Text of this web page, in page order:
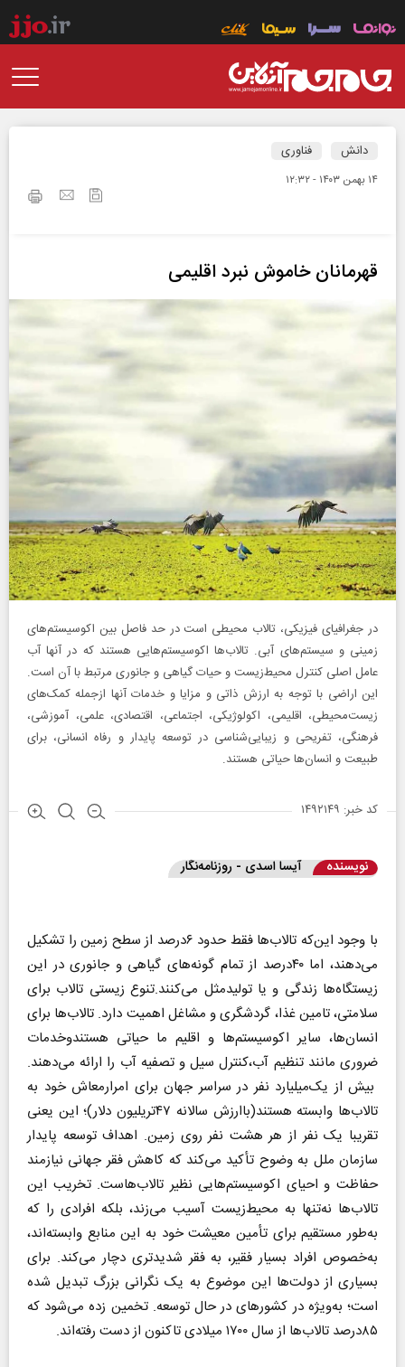
دانش فناوری
۱۴ بهمن ۱۴۰۳ - ۱۲:۳۲
قهرمانان خاموش نبرد اقلیمی
در جغرافیای فیزیکی، تالاب محیطی است در حد فاصل بین اکوسیستم‌های
زمینی و سیستم‌های آبی. تالاب‌ها اکوسیستم‌هایی هستند که در آنها آب
عامل اصلی کنترل محیط‌زیست و حیات گیاهی و جانوری مرتبط با آن است.
این اراضی با توجه به ارزش ذاتی و مزایا و خدمات آنها ازجمله کمک‌های
زیست‌محیطی، اقلیمی، اکولوژیکی، اجتماعی، اقتصادی، علمی، آموزشی،
فرهنگی، تفریحی و زیبایی‌شناسی در توسعه پایدار و رفاه انسانی، برای
طبیعت و انسان‌ها حیاتی هستند.
کد خبر: ۱۴۹۲۱۴۹
نویسنده آیسا اسدی - روزنامه‌نگار
با وجود این‌که تالاب‌ها فقط حدود ۶درصد از سطح زمین را تشکیل
می‌دهند، اما ۴۰درصد از تمام گونه‌های گیاهی و جانوری در این
زیستگاه‌ها زندگی و یا تولیدمثل می‌کنند.تنوع زیستی تالاب برای
سلامتی، تامین غذا، گردشگری و مشاغل اهمیت دارد. تالاب‌ها برای
انسان‌ها، سایر اکوسیستم‌ها و اقلیم ما حیاتی هستندوخدمات
ضروری مانند تنظیم آب،کنترل سیل و تصفیه آب را ارائه می‌دهند.
بیش از یک‌میلیارد نفر در سراسر جهان برای امرارمعاش خود به
تالاب‌ها وابسته هستند(باارزش سالانه ۴۷تریلیون دلار)؛ این یعنی
تقریبا یک نفر از هر هشت نفر روی زمین. اهداف توسعه پایدار
سازمان ملل به وضوح تأکید می‌کند که کاهش فقر جهانی نیازمند
حفاظت و احیای اکوسیستم‌هایی نظیر تالاب‌هاست. تخریب این
تالاب‌ها نه‌تنها به محیط‌زیست آسیب می‌زند، بلکه افرادی را که
به‌طور مستقیم برای تأمین معیشت خود به این منابع وابسته‌اند،
به‌خصوص افراد بسیار فقیر، به فقر شدیدتری دچار می‌کند. برای
بسیاری از دولت‌ها این موضوع به یک نگرانی بزرگ تبدیل شده
است؛ به‌ویژه در کشورهای در حال توسعه. تخمین زده می‌شود که
۸۵درصد تالاب‌ها از سال ۱۷۰۰ میلادی تاکنون از دست رفته‌اند.